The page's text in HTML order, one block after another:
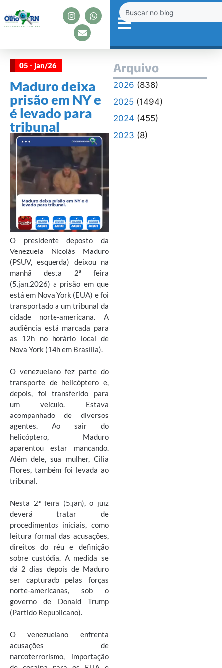
05 - jan/26
Maduro deixa
prisão em NY e
é levado para
tribunal
O presidente deposto da
Venezuela Nicolás Maduro
(PSUV, esquerda) deixou na
manhã desta 2ª feira
(5.jan.2026) a prisão em que
está em Nova York (EUA) e foi
transportado a um tribunal da
cidade norte-americana. A
audiência está marcada para
as 12h no horário local de
Nova York (14h em Brasília).
O venezuelano fez parte do
transporte de helicóptero e,
depois, foi transferido para
um veículo. Estava
acompanhado de diversos
agentes. Ao sair do
helicóptero, Maduro
aparentou estar mancando.
Além dele, sua mulher, Cilia
Flores, também foi levada ao
tribunal.
Nesta 2ª feira (5.jan), o juiz
deverá tratar de
procedimentos iniciais, como
leitura formal das acusações,
direitos do réu e definição
sobre custódia. A medida se
dá 2 dias depois de Maduro
ser capturado pelas forças
norte-americanas, sob o
governo de Donald Trump
(Partido Republicano).
O venezuelano enfrenta
acusações de
narcoterrorismo, importação
Arquivo
2026 (838)
2025(1494)
2024 (455)
2023 (8)